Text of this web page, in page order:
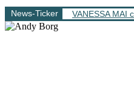
News-Ticker VANESSA MAI